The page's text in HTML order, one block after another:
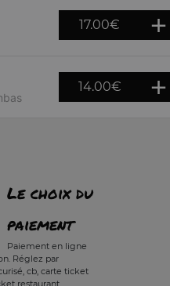
17.00€
14.00€
Le choix du
paiement
Paiement en ligne
Réglez par
cb, carte ticket
restaurant,